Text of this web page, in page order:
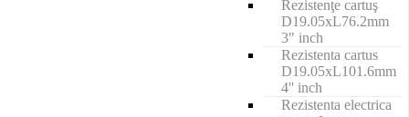
Rezistenţe cartuş
D19.05xL76.2mm
3" inch
Rezistenta cartus
D19.05xL101.6mm
4'' inch
Rezistenta electrica